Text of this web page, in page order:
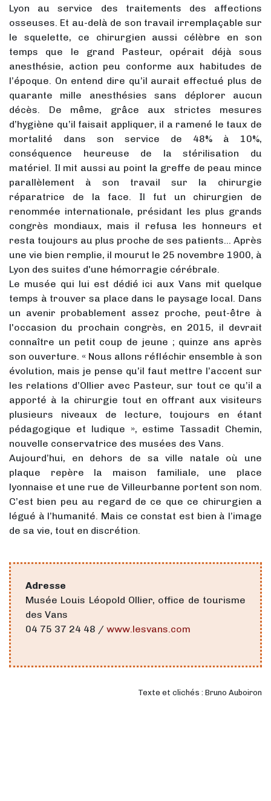
Lyon au service des traitements des affections
osseuses. Et au-delà de son travail irremplaçable sur
le squelette, ce chirurgien aussi célèbre en son
temps que le grand Pasteur, opérait déjà sous
anesthésie, action peu conforme aux habitudes de
l’époque. On entend dire qu’il aurait effectué plus de
quarante mille anesthésies sans déplorer aucun
décès. De même, grâce aux strictes mesures
d’hygiène qu’il faisait appliquer, il a ramené le taux de
mortalité dans son service de 48% à 10%,
conséquence heureuse de la stérilisation du
matériel. Il mit aussi au point la greffe de peau mince
parallèlement à son travail sur la chirurgie
réparatrice de la face. Il fut un chirurgien de
renommée internationale, présidant les plus grands
congrès mondiaux, mais il refusa les honneurs et
resta toujours au plus proche de ses patients… Après
une vie bien remplie, il mourut le 25 novembre 1900, à
Lyon des suites d'une hémorragie cérébrale.
Le musée qui lui est dédié ici aux Vans mit quelque
temps à trouver sa place dans le paysage local. Dans
un avenir probablement assez proche, peut-être à
l'occasion du prochain congrès, en 2015, il devrait
connaître un petit coup de jeune ; quinze ans après
son ouverture. « Nous allons réfléchir ensemble à son
évolution, mais je pense qu’il faut mettre l’accent sur
les relations d’Ollier avec Pasteur, sur tout ce qu’il a
apporté à la chirurgie tout en offrant aux visiteurs
plusieurs niveaux de lecture, toujours en étant
pédagogique et ludique », estime Tassadit Chemin,
nouvelle conservatrice des musées des Vans.
Aujourd’hui, en dehors de sa ville natale où une
plaque repère la maison familiale, une place
lyonnaise et une rue de Villeurbanne portent son nom.
C’est bien peu au regard de ce que ce chirurgien a
légué à l’humanité. Mais ce constat est bien à l’image
de sa vie, tout en discrétion.
Adresse
Musée Louis Léopold Ollier, office de tourisme
des Vans
04 75 37 24 48 / www.lesvans.com
Texte et clichés : Bruno Auboiron